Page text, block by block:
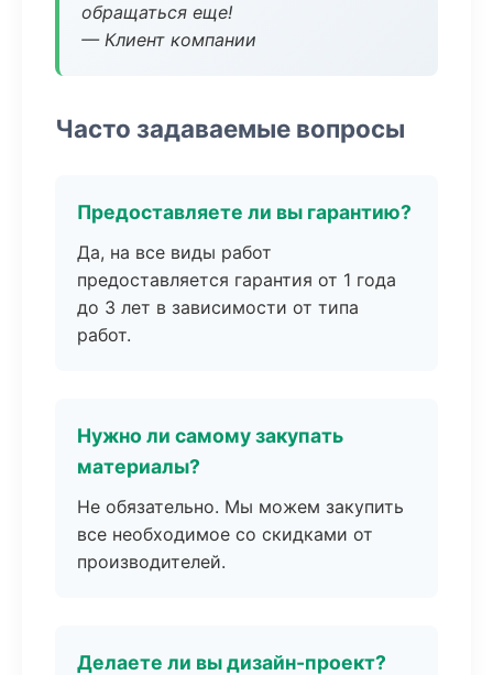
обращаться еще!
— Клиент компании
Часто задаваемые вопросы
Предоставляете ли вы гарантию?
Да, на все виды работ
предоставляется гарантия от 1 года
до 3 лет в зависимости от типа
работ.
Нужно ли самому закупать
материалы?
Не обязательно. Мы можем закупить
все необходимое со скидками от
производителей.
Делаете ли вы дизайн-проект?